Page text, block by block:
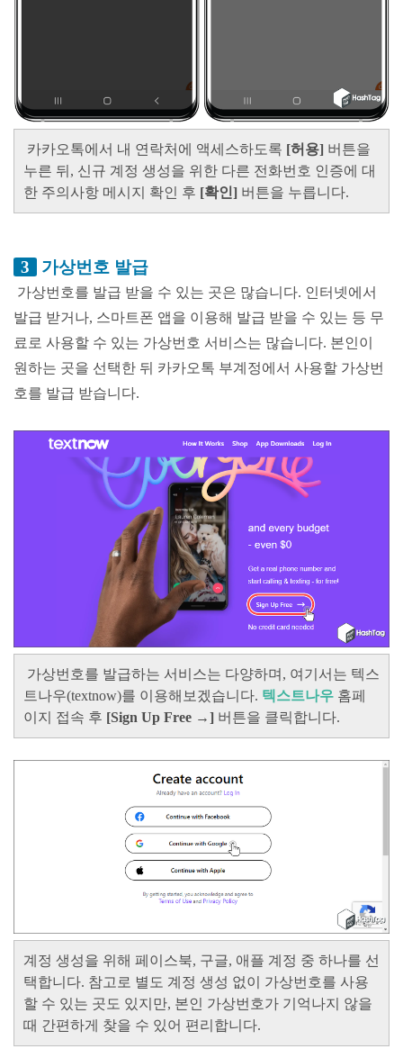
카카오톡에서 내 연락처에 액세스하도록 [허용] 버튼을
누른 뒤, 신규 계정 생성을 위한 다른 전화번호 인증에 대
한 주의사항 메시지 확인 후 [확인] 버튼을 누릅니다.
3 가상번호 발급
가상번호를 발급 받을 수 있는 곳은 많습니다. 인터넷에서
발급 받거나, 스마트폰 앱을 이용해 발급 받을 수 있는 등 무
료로 사용할 수 있는 가상번호 서비스는 많습니다. 본인이
원하는 곳을 선택한 뒤 카카오톡 부계정에서 사용할 가상번
호를 발급 받습니다.
가상번호를 발급하는 서비스는 다양하며, 여기서는 텍스
트나우(textnow)를 이용해보겠습니다. 텍스트나우 홈페
이지 접속 후 [Sign Up Free →] 버튼을 클릭합니다.
계정 생성을 위해 페이스북, 구글, 애플 계정 중 하나를 선
택합니다. 참고로 별도 계정 생성 없이 가상번호를 사용
할 수 있는 곳도 있지만, 본인 가상번호가 기억나지 않을
때 간편하게 찾을 수 있어 편리합니다.